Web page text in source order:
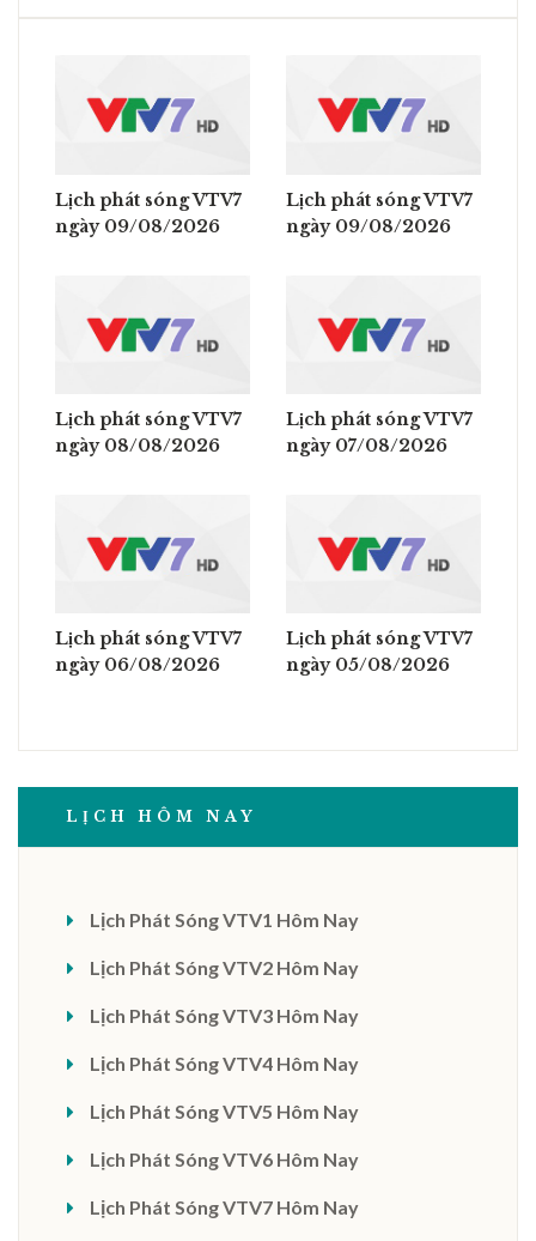
Lịch phát sóng VTV7
ngày 09/08/2026
Lịch phát sóng VTV7
ngày 09/08/2026
Lịch phát sóng VTV7
ngày 08/08/2026
Lịch phát sóng VTV7
ngày 07/08/2026
Lịch phát sóng VTV7
ngày 06/08/2026
Lịch phát sóng VTV7
ngày 05/08/2026
LỊCH HÔM NAY
Lịch Phát Sóng VTV1 Hôm Nay
Lịch Phát Sóng VTV2 Hôm Nay
Lịch Phát Sóng VTV3 Hôm Nay
Lịch Phát Sóng VTV4 Hôm Nay
Lịch Phát Sóng VTV5 Hôm Nay
Lịch Phát Sóng VTV6 Hôm Nay
Lịch Phát Sóng VTV7 Hôm Nay